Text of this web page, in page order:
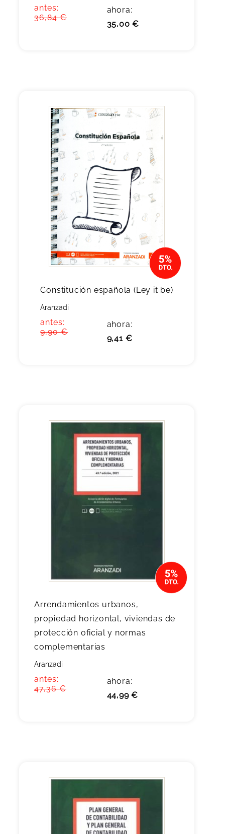
antes:
36,84 €
ahora:
35,00 €
Constitución española (Ley it be)
Aranzadi
antes:
9,90 €
ahora:
9,41 €
Arrendamientos urbanos,
propiedad horizontal, viviendas de
protección oficial y normas
complementarias
Aranzadi
antes:
47,36 €
ahora:
44,99 €